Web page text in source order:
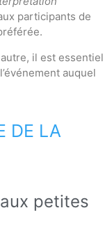
participants de
il est essentiel
auquel
DE LA
petites